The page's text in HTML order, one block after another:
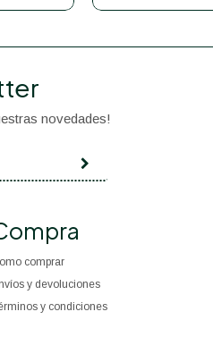
comprar
y devoluciones
y condiciones
novedades!